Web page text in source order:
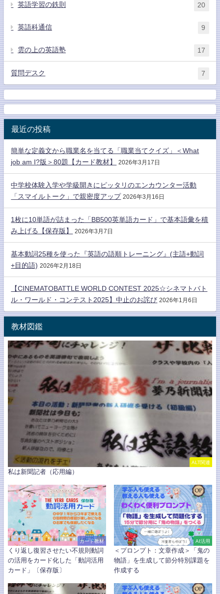
英語学習の鉄則 20
英語科通信 9
雲の上の英語塾 17
質問デスク 7
最近の投稿
簡単な定義文から職業名を当てる「職業当てクイズ」＜What
job am I?版＞80題【カード教材】
2026年3月17日
中学校体験入学や学級開きにピッタリのエンカウンター活動
「スマイルトーク」で親密度アップ 2026年3月16日
1枚に10単語が詰まった「BB500英単語カード」で基本語彙を積
み上げる【保存版】
2026年3月7日
基本動詞25種を使った『英語の語順トレーニング』(主語+動詞
+目的語) 2026年2月18日
【CINEMATOBATTLE WORLD CONTEST 2025☆シネマトバト
ル・ワールド・コンテスト2025】中止のお詫び 2026年1月6日
教材図鑑
ALT関連
私は新聞記者（応用編）
カード教材
くり返し復習させたい不規則動詞
の活用をカード化した「動詞活用
カード」〔保存版〕
AI活用
＜プロンプト：文章作成＞「鬼の
物語」を生成して節分特別課題を
作成する